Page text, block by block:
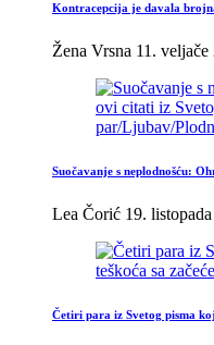
Kontracepcija je davala
Žena Vrsna 11. veljače
Suočavanje s neplodnošću:
Lea Čorić 19.
Četiri para iz Svetog pisma